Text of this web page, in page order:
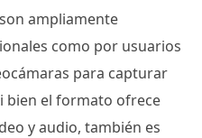
ampliamente
como por usuarios
para capturar
bien el formato ofrece
y audio, también es